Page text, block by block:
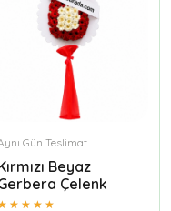
Gün Teslimat
Beyaz
Çelenk